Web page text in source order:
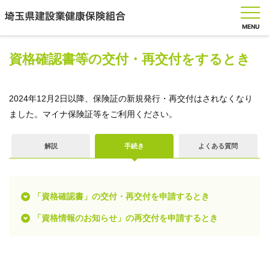
MENU
健
の
保
給
資格確認書等の交付・再交付をするとき
2024年12月2日以降、保険証の新規発行・再交付はされなくなり
ました。マイナ保険証等をご利用ください。
解説 手続き よくある質問
「資格確認書」の交付・再交付を申請するとき
「資格情報のお知らせ」の再交付を申請するとき